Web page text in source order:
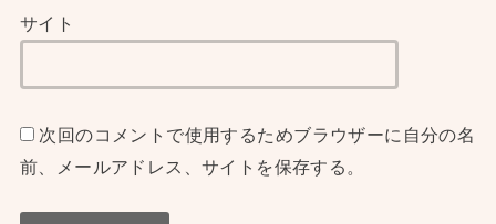
サイト
次回のコメントで使用するためブラウザーに自分の名
前、メールアドレス、サイトを保存する。